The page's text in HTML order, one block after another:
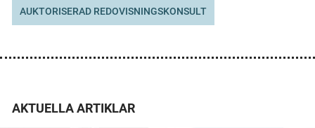
AUKTORISERAD REDOVISNINGSKONSULT
AKTUELLA ARTIKLAR